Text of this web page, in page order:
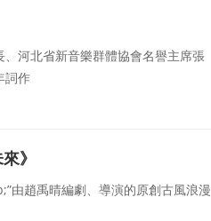
河北省新音樂群體協會名譽主席張
詞作
》
由趙禹晴編劇、導演的原創古風浪漫